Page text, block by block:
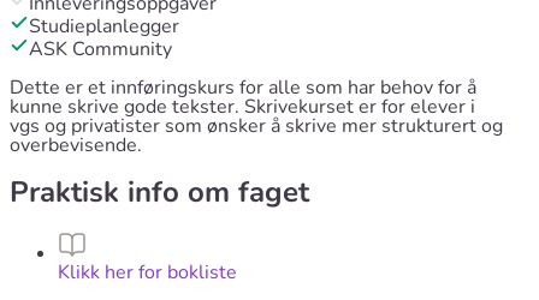
Studieplanlegger
ASK Community
Dette er et innføringskurs for alle som har behov for å
kunne skrive gode tekster. Skrivekurset er for elever i
vgs og privatister som ønsker å skrive mer strukturert og
overbevisende.
Praktisk info om faget
Klikk her for bokliste